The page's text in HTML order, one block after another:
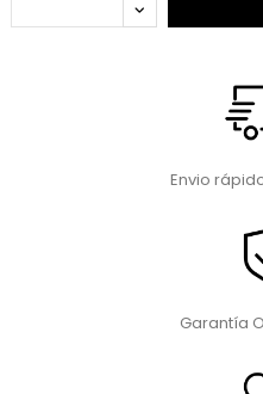
Envio
Garantía